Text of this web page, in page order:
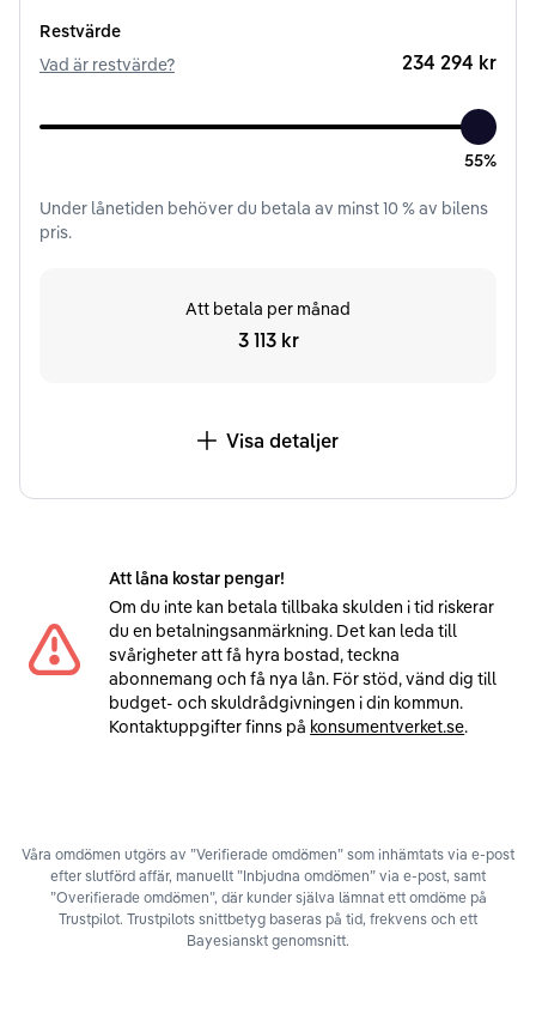
Restvärde
Vad är restvärde?
234 294 kr
55%
Under lånetiden behöver du betala av minst10% av bilens
pris.
Att betala per månad
3 113 kr
Visa detaljer
Att låna kostar pengar!
Om du inte kan betala tillbaka skulden i tid riskerar
du en betalningsanmärkning. Det kan leda till
svårigheter att få hyra bostad, teckna
abonnemang och få nya lån. För stöd, vänd dig till
budget- och skuldrådgivningen i din kommun.
Kontaktuppgifter finns på konsumentverket.se.
Våra omdömen utgörs av ”Verifierade omdömen” som inhämtats via e-post
efter slutförd affär, manuellt ”Inbjudna omdömen” via e-post, samt
”Overifierade omdömen”, där kunder själva lämnat ett omdöme på
Trustpilot. Trustpilots snittbetyg baseras på tid, frekvens och ett
Bayesianskt genomsnitt.